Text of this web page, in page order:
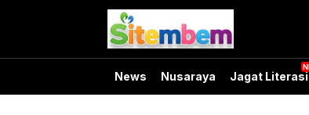
News Nusaraya Jagat Literasi